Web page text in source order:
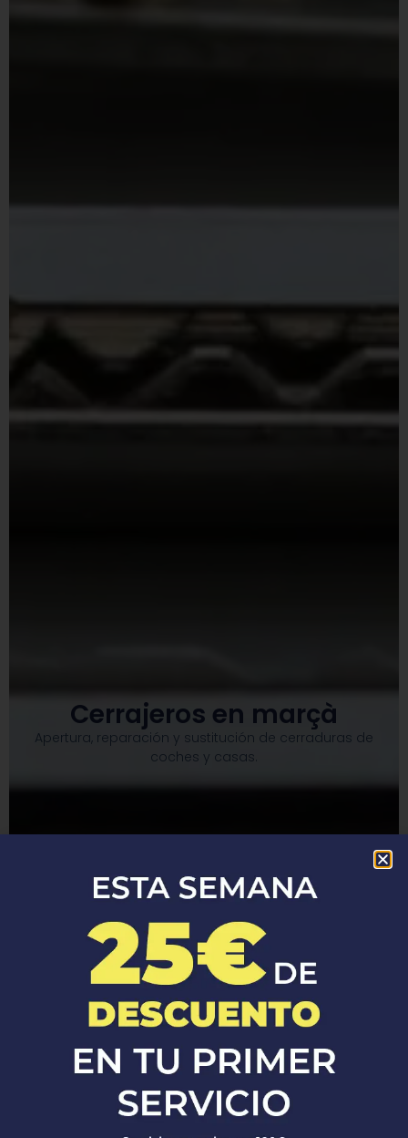
Cerrajeros en marçà
Apertura, reparación y sustitución de cerraduras de
coches y casas.​